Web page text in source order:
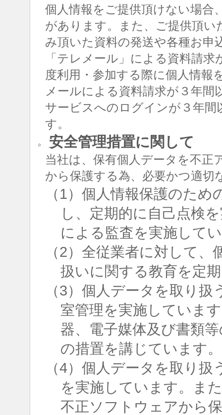
個人情報をご提供頂けない場合
があります。また、ご提供頂い
み頂いた資料の発送や各種お
「テレメール」による資料請
度利用・参加する際に個人情
メールによる資料請求が３年間
サービスへのログインが３年間
す。
○ 安全管理措置に関して
当社は、保有個人データを不正
から保護する為、必要かつ適切
（1）個人情報保護のた
し、定期的に自己点検
による監査を実施して
（2）全従業者に対して
扱いに関する教育を定
（3）個人データを取り
室管理を実施していま
器、電子媒体及び書類
の措置を講じています。
（4）個人データを取り
を実施しています。ま
不正ソフトウェアから